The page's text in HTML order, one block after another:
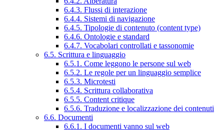
6.4.3. Flussi di interazione
6.4.4. Sistemi di navigazione
6.4.5. Tipologie di contenuto (content type)
6.4.6. Ontologie e standard
6.4.7. Vocabolari controllati e tassonomie
6.5. Scrittura e linguaggio
6.5.1. Come leggono le persone sul web
6.5.2. Le regole per un linguaggio semplice
6.5.3. Microtesti
6.5.4. Scrittura collaborativa
6.5.5. Content critique
6.5.6. Traduzione e localizzazione dei contenuti
6.6. Documenti
6.6.1. I documenti vanno sul web